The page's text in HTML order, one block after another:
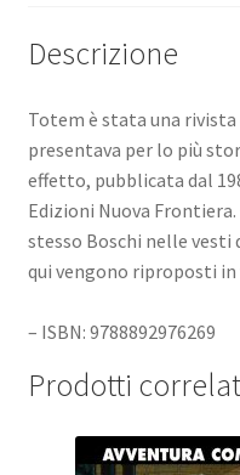
Descrizione
Totem è stata una
presentava per lo più
effetto, pubblicata dal
Edizioni Nuova
stesso Boschi nelle
qui vengono riproposti
– ISBN: 9788892976269
Prodotti